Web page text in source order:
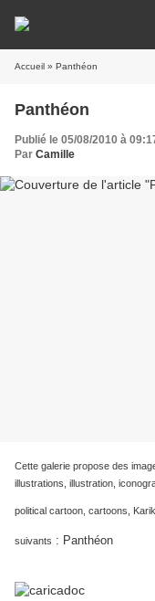
Accueil » Panthéon
Panthéon
Publié le 05/08/2010 à
Par Camille
Cette galerie propose des
illustrations, illustration,
political cartoon, cartoons,
suivants : Panthéon